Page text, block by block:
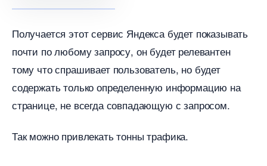
Получается этот сервис Яндекса будет показывать
почти по любому запросу, он будет релевантен
тому что спрашивает пользователь, но будет
содержать только определенную информацию на
странице, не всегда совпадающую с запросом.
Так можно привлекать тонны трафика.